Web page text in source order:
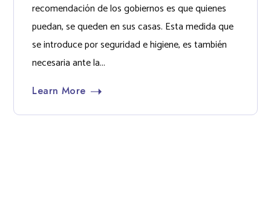
recomendación de los gobiernos es que quienes
puedan, se queden en sus casas. Esta medida que
se introduce por seguridad e higiene, es también
necesaria ante la...
Learn More